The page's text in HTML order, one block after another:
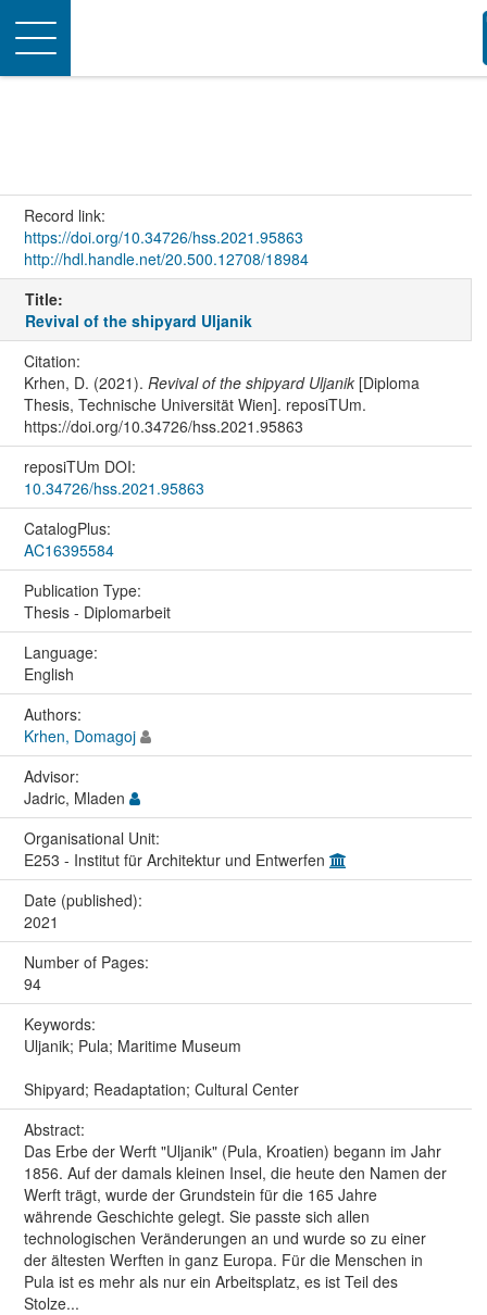
Toggle
navigation
Record link:
https://doi.org/10.34726/hss.2021.95863
http://hdl.handle.net/20.500.12708/18984
Title:
Revival of the shipyard Uljanik
Citation:
Krhen, D. (2021). Revival of the shipyard Uljanik[Diploma
Thesis, Technische Universität Wien]. reposiTUm.
https://doi.org/10.34726/hss.2021.95863
reposiTUm DOI:
10.34726/hss.2021.95863
CatalogPlus:
AC16395584
Publication Type:
Thesis - Diplomarbeit
Language:
English
Authors:
Krhen, Domagoj
Advisor:
Jadric, Mladen
Organisational Unit:
E253 - Institut für Architektur und Entwerfen
Date (published):
2021
Number of Pages:
94
Keywords:
Uljanik; Pula; Maritime Museum
Shipyard; Readaptation; Cultural Center
Abstract:
Das Erbe der Werft "Uljanik" (Pula, Kroatien) begann im Jahr
1856. Auf der damals kleinen Insel, die heute den Namen der
Werft trägt, wurde der Grundstein für die 165 Jahre
währende Geschichte gelegt. Sie passte sich allen
technologischen Veränderungen an und wurde so zu einer
der ältesten Werften in ganz Europa. Für die Menschen in
Pula ist es mehr als nur ein Arbeitsplatz, es ist Teil des
Stolze...